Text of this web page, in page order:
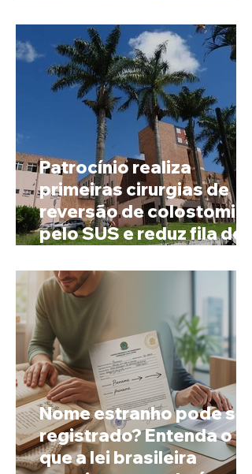
4 mil habitantes
Patrocínio realiza
primeiras cirurgias de
reversão de colostomia
pelo SUS e reduz fila de
Nome estranho pode ser
registrado? Entenda o
que a lei brasileira